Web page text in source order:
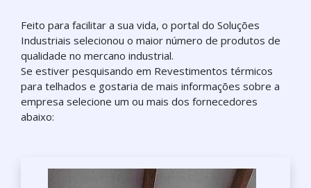
Feito para facilitar a sua vida, o portal do Soluções
Industriais selecionou o maior número de produtos de
qualidade no mercano industrial.
Se estiver pesquisando em Revestimentos térmicos
para telhados e gostaria de mais informações sobre a
empresa selecione um ou mais dos fornecedores
abaixo: